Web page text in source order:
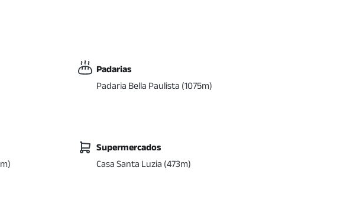
Padarias
Padaria Bella Paulista (1075m)
m)
Supermercados
Casa Santa Luzia (473m)